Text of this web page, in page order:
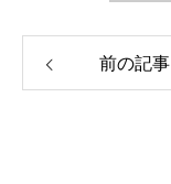
前の記事